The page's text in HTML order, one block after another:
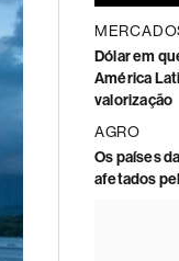
Dólar em
América
valorização
AGRO
Os países
afetados